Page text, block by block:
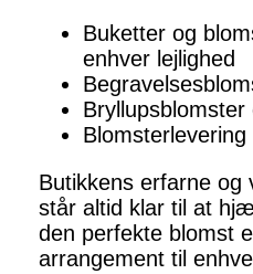
Buketter og
enhver lejlighed
Blomsterlevering
Butikkens erfarne og
står altid klar til at
den perfekte blomst
arrangement til